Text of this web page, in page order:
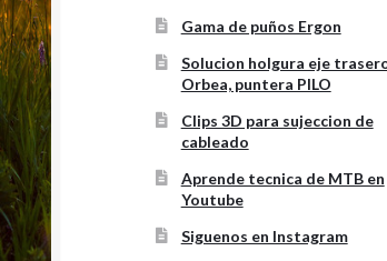
Gama de puños Ergon
Solucion holgura eje
Orbea, puntera PILO
Clips 3D para sujeccion de
cableado
Aprende tecnica de MTB en
Youtube
Siguenos en Instagram